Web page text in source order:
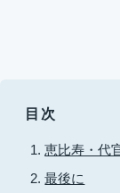
目次
恵比寿・代
最後に